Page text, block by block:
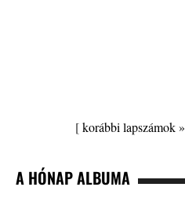
[korábbi lapszámok »
A HÓNAP ALBUMA